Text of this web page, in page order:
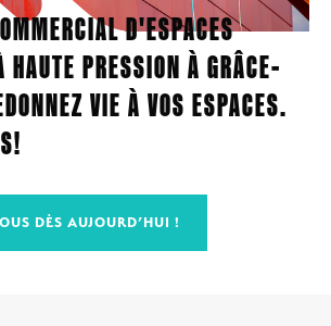
D'ESPACES
HAUTE PRESSION À GRÂCE-
VIE À VOS ESPACES.
DÈS AUJOURD’HUI !